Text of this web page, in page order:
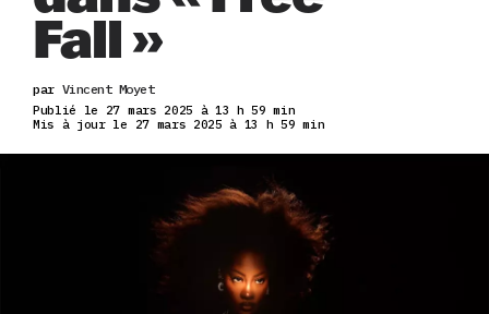
Fall »
par Vincent Moyet
Publié le 27 mars 2025 à 13 h 59 min
Mis à jour le 27 mars 2025 à 13 h 59 min